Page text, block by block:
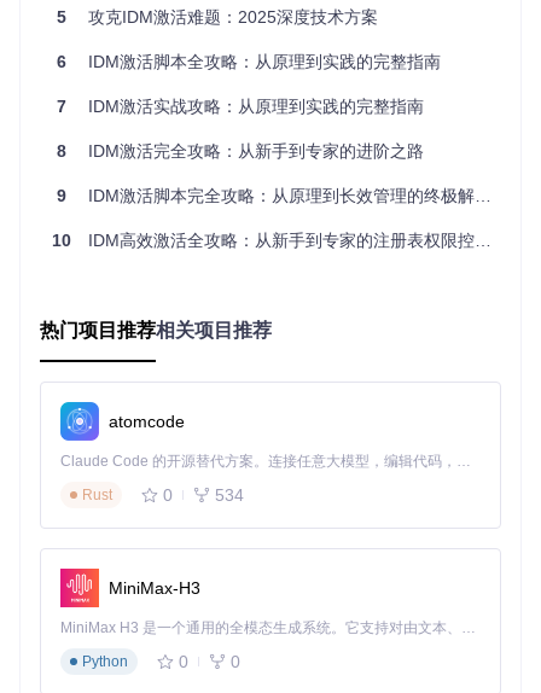
用"试用冻结"方案。该方案一次操作即可长期生效，无需重复
行脚本，确保系统权限足够完成注册表修改。
多版本IDM适配场景
当用户需要在不同版本IDM间切换使用时，建议优先使用"试用
重置"功能。不同版本IDM的注册表结构可能存在差异，重置功
题。在切换版本前，建议先运行重置命令清除旧版本残留设
本"的组合方案。通过无人值守模式执行激活命令，配合域策
📝 操作指南：从准备到验证的标准化流程
前置检查项
在执行任何操作前，请确保满足以下条件：
操作系统为Windows 7/8/8.1/10/11或相应服务器版本
已安装最新版IDM，如有旧版本破解/补丁请先彻底卸载
当前用户拥有管理员权限
PowerShell方法需要Windows 8及更高版本支持
5 攻克IDM激活难题：2025深度技术方案
6 IDM激活脚本全攻略：从原理到实践的完整指南
7 IDM激活实战攻略：从原理到实践的完整指南
8 IDM激活完全攻略：从新手到专家的进阶之路
9 IDM激活脚本完全攻略：从原理到长效管理的终极解决方案
10 IDM高效激活全攻略：从新手到专家的注册表权限控制技术
热门项目推荐相关项目推荐
atomcode
Claude Code 的开源替代方案。连接任意大模型，编辑代码，运行命令，自动验证 — 全自动执行。用 Rust 构建，极致性能。 ｜ An open-source alternative to Claude Code. Connect any LLM, edit code, run commands, and verify changes — autonomously. Built in Rust for speed. Get Started
Rust
0 534
MiniMax-H3
MiniMax H3 是一个通用的全模态生成系统。它支持对由文本、图像、视频和音频组成的多模态上下文进行统一理解，并能生成分辨率高达 2K、时长可达 15 秒的带原生立体声音频的视频。得益于面向任务泛化的系统设计，H3 在预训练阶段就已具备广泛的多模态上下文理解与生成能力，能够出色地执行复杂的多模态指令。
Python
0 0